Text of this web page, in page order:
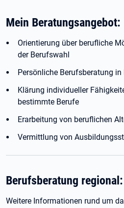
Mein Beratungsangebot:
Orientierung über berufliche
der Berufswahl
Persönliche Berufsberatung in
Klärung individueller
bestimmte Berufe
Erarbeitung von beruflichen
Vermittlung von
Berufsberatung regional:
Weitere Informationen rund um